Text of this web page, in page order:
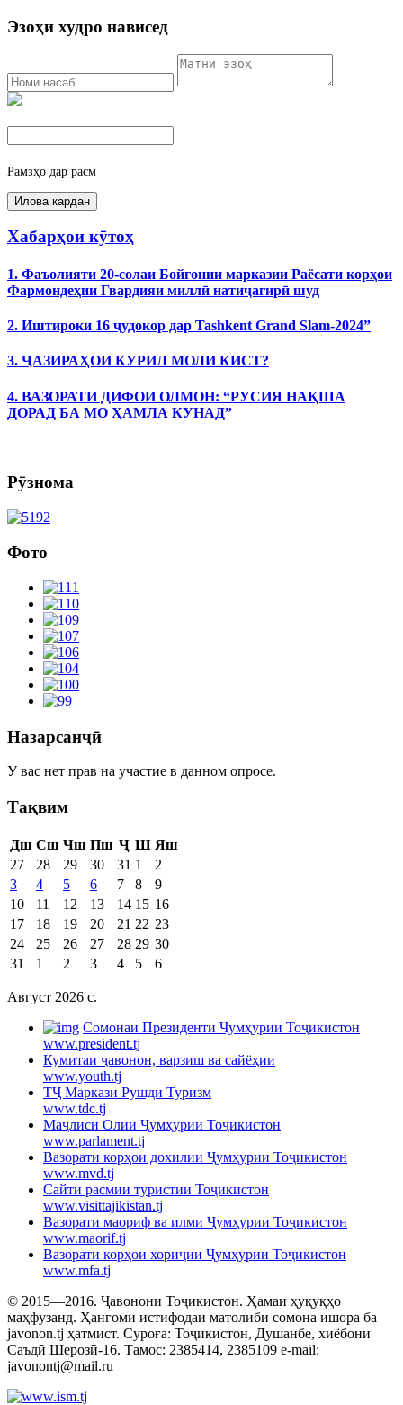
Эзоҳи худро нависед
Рамзҳо дар расм
Хабарҳои кӯтоҳ
1. Фаъолияти 20-солаи Бойгонии марказии Раёсати корҳои
Фармондеҳии Гвардияи миллӣ натиҷагирӣ шуд
2. Иштироки 16 ҷудокор дар Tashkent Grand Slam-2024”
3. ҶАЗИРАҲОИ КУРИЛ МОЛИ КИСТ?
4. ВАЗОРАТИ ДИФОИ ОЛМОН: “РУСИЯ НАҚША
ДОРАД БА МО ҲАМЛА КУНАД”
Рӯзнома
Фото
Назарсанҷӣ
У вас нет прав на участие в данном опросе.
Тақвим
Дш Сш Чш Пш Ҷ Ш Яш
27
28 29 30 31 1
2
3
4 5 6 7 8
9
10
11 12 13 14 15 16
17
18 19 20 21 22 23
24
25 26 27 28 29 30
31
1 2 3 4 5 6
Август 2026 c.
Cомонаи Президенти Ҷумҳурии Тоҷикистон
www.president.tj
Кумитаи ҷавонон, варзиш ва сайёҳии
www.youth.tj
ТҶ Маркази Рушди Туризм
www.tdc.tj
Маҷлиси Олии Ҷумҳурии Тоҷикистон
www.parlament.tj
Вазорати корҳои дохилии Ҷумҳурии Тоҷикистон
www.mvd.tj
Сайти расмии туристии Тоҷикистон
www.visittajikistan.tj
Вазорати маориф ва илми Ҷумҳурии Тоҷикистон
www.maorif.tj
Вазорати корҳои хориҷии Ҷумҳурии Тоҷикистон
www.mfa.tj
© 2015—2016. Ҷавонони Тоҷикистон. Ҳамаи ҳуқуқҳо
маҳфузанд. Ҳангоми истифодаи матолиби сомона ишора ба
javonon.tj ҳатмист. Суроға: Тоҷикистон, Душанбе, хиёбони
Саъдӣ Шерозӣ-16. Тамос: 2385414, 2385109 e-mail:
javonontj@mail.ru